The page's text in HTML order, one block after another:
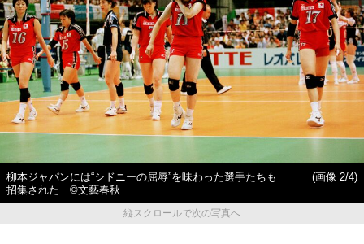
柳本ジャパンには“シドニーの屈辱”を味わった選手たちも
招集された ©文藝春秋
(画像 2/4)
縦スクロールで次の写真へ